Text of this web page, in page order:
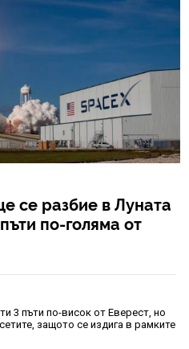
се разбие в Луната
по-голяма от
3 пъти по-висок от Еверест, но
защото се издига в рамките